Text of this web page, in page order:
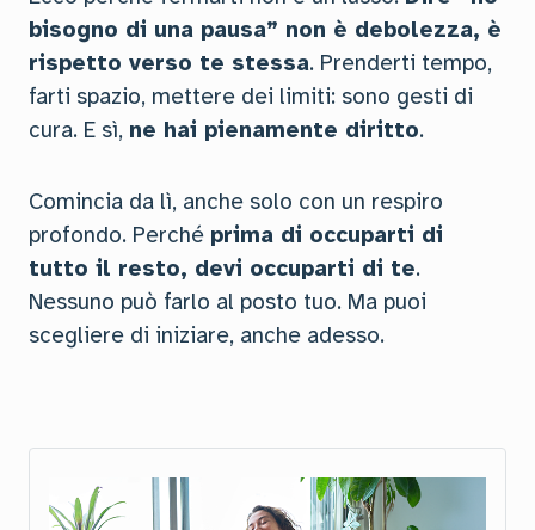
bisogno di una pausa” non è debolezza, è
rispetto verso te stessa. Prenderti tempo,
farti spazio, mettere dei limiti: sono gesti di
cura. E sì, ne hai pienamente diritto.
Comincia da lì, anche solo con un respiro
profondo. Perché prima di occuparti di
tutto il resto, devi occuparti di te.
Nessuno può farlo al posto tuo. Ma puoi
scegliere di iniziare, anche adesso.